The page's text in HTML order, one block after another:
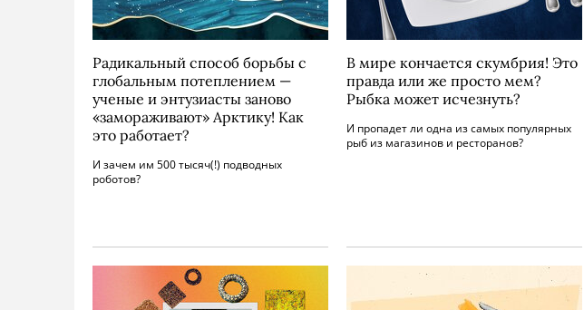
Радикальный способ борьбы с
глобальным потеплением —
ученые и энтузиасты заново
«замораживают» Арктику! Как
это работает?
И зачем им 500 тысяч(!) подводных
роботов?
В мире кончается скумбрия! Это
правда или же просто мем?
Рыбка может исчезнуть?
И пропадет ли одна из самых популярных
рыб из магазинов и ресторанов?